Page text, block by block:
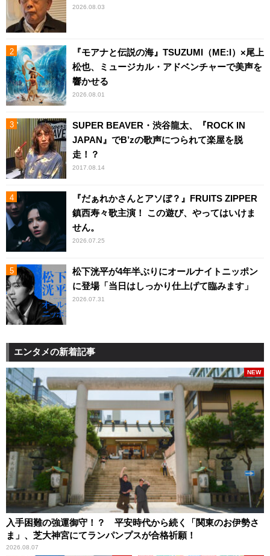
2026.08.03
『モアナと伝説の海』TSUZUMI（ME:I）×尾上
松也、ミュージカル・アドベンチャーで美声を
響かせる
2026.08.01
SUPER BEAVER・渋谷龍太、『ROCK IN
JAPAN』でB’zの歌声につられて楽屋を脱
走！？
2017.08.14
『だぁれかさんとアソぼ？』FRUITS ZIPPER
鎮西寿々歌主演！ この遊び、やってはいけま
せん。
2026.07.25
松下洸平が4年半ぶりにオールナイトニッポン
に登場「当日はしっかり仕上げて臨みます」
2026.07.31
エンタメの新着記事
入手困難の強運御守！？ 平安時代から続く「関東のお伊勢さ
ま」、芝大神宮にてランパンプスが合格祈願！
2026.08.07
NEW